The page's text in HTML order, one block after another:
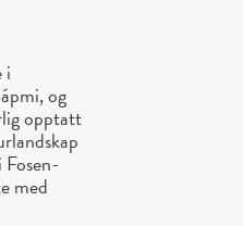
i
og
opptatt
med